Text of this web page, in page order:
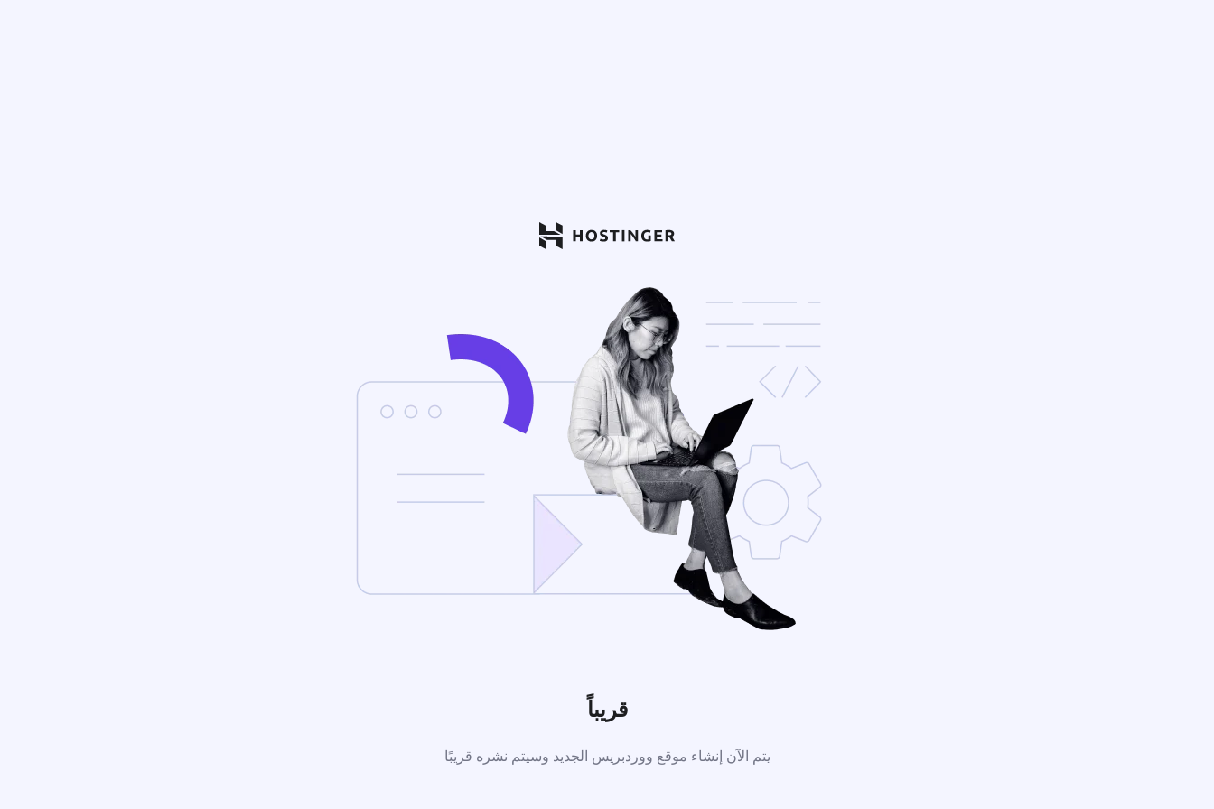
قريباً
يتم الآن إنشاء موقع ووردبريس الجديد وسيتم نشره قريبًا